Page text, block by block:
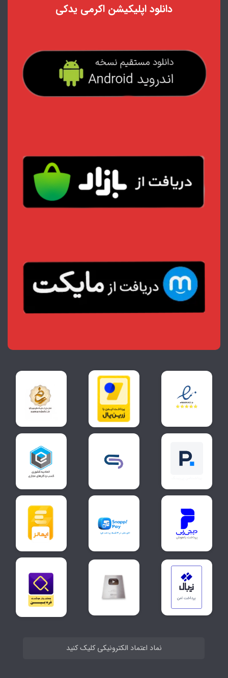
دانلود اپلیکیشن اکرمی یدکی
نماد اعتماد الکترونیکی کلیک کنید